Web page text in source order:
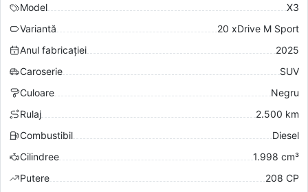
Model
X3
Variantă
20 xDrive M Sport
Anul fabricației
2025
Caroserie
SUV
Culoare
Negru
Rulaj
2.500 km
Combustibil
Diesel
Cilindree
1.998 cm³
Putere
208 CP